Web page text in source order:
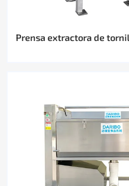
Prensa extractora de